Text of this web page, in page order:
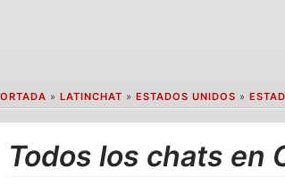
» LATINCHAT » ESTADOS UNIDOS »
Todos los chats en